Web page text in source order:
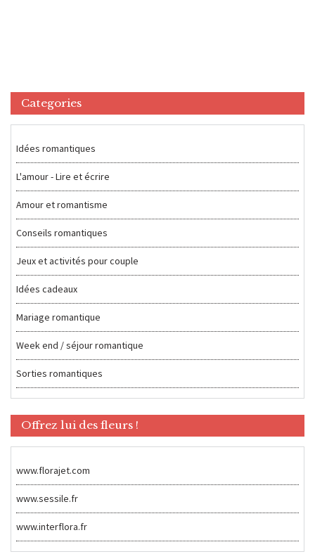
Categories
Idées romantiques
L'amour - Lire et écrire
Amour et romantisme
Conseils romantiques
Jeux et activités pour couple
Idées cadeaux
Mariage romantique
Week end / séjour romantique
Sorties romantiques
Offrez lui des fleurs !
www.florajet.com
www.sessile.fr
www.interflora.fr